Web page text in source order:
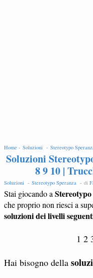
Home - Soluzioni - Stereotypo
Soluzioni
8 9 10 |
Soluzioni - Stereotypo Speranza - di
Stai giocando a
che proprio non riesci a
soluzioni dei livelli
1 2
Hai bisogno della